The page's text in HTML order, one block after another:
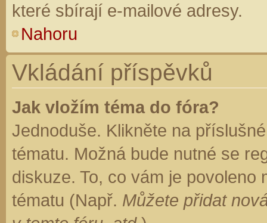
které sbírají e-mailové adresy.
Nahoru
Vkládání příspěvků
Jak vložím téma do fóra?
Jednoduše. Klikněte na
tématu. Možná bude nutné se
diskuze. To, co vám je
tématu (Např. Můžete přidat